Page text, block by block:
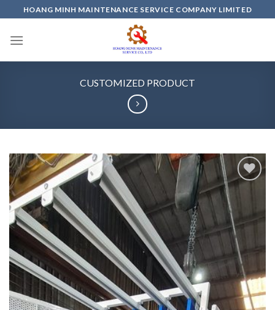
to
content
HOANG MINH MAINTENANCE SERVICE COMPANY LIMITED
CUSTOMIZED PRODUCT
wishlist